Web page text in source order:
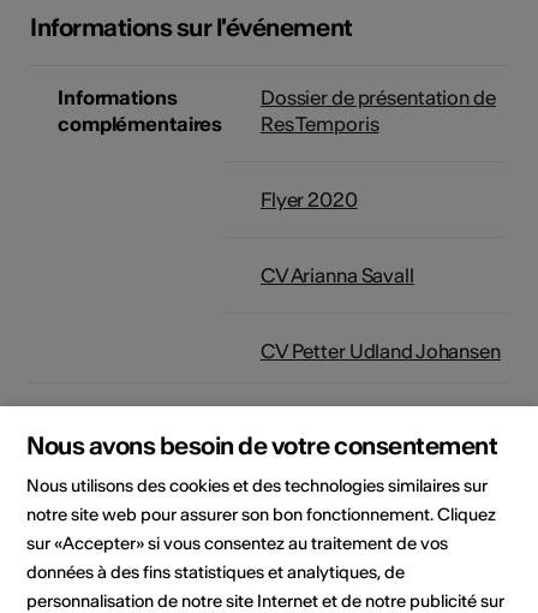
Informations sur l'événement
Informations
complémentaires
Dossier de présentation de
Res Temporis
Flyer 2020
CV Arianna Savall
CV Petter Udland Johansen
Château de Tourbillon
Artistes
Res Temporis
Pierre-Christian De Roten
Mise en scène, comédien
Nous avons besoin de votre consentement
Nous utilisons des cookies et des technologies similaires sur
notre site web pour assurer son bon fonctionnement. Cliquez
sur «Accepter» si vous consentez au traitement de vos
données à des fins statistiques et analytiques, de
personnalisation de notre site Internet et de notre publicité sur